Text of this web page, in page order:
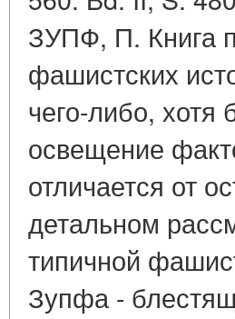
ЗУПФ, П. Книга
фашистских
чего-либо, хотя
освещение
отличается от
детальном
типичной
Зупфа -